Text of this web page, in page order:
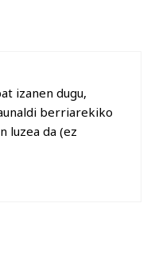
izanen dugu,
berriarekiko
luzea da (ez